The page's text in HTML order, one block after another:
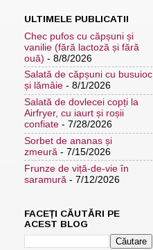
ULTIMELE PUBLICATII
Chec pufos cu căpșuni și
vanilie (fără lactoză și fără
ouă) - 8/8/2026
Salată de căpșuni cu busuioc
și lămâie - 8/1/2026
Salată de dovlecei copți la
Airfryer, cu iaurt și roșii
confiate - 7/28/2026
Sorbet de ananas și
zmeură - 7/15/2026
Frunze de viță-de-vie în
saramură - 7/12/2026
FACEȚI CĂUTĂRI PE
ACEST BLOG